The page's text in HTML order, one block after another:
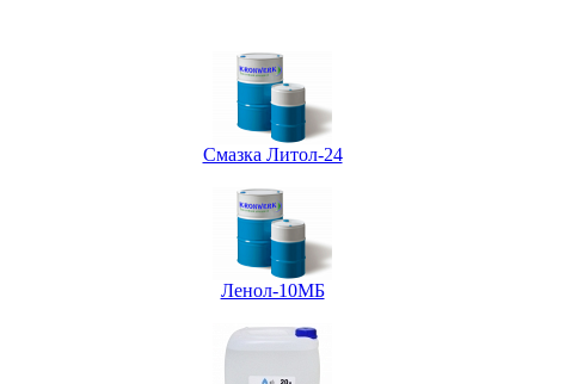
Смазка Литол-24
Ленол-10МБ